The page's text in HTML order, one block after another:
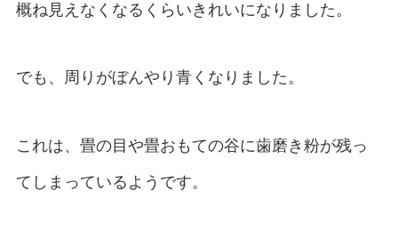
概ね見えなくなるくらいきれいになりました。
でも、周りがぼんやり青くなりました。
これは、畳の目や畳おもての谷に歯磨き粉が残っ
てしまっているようです。